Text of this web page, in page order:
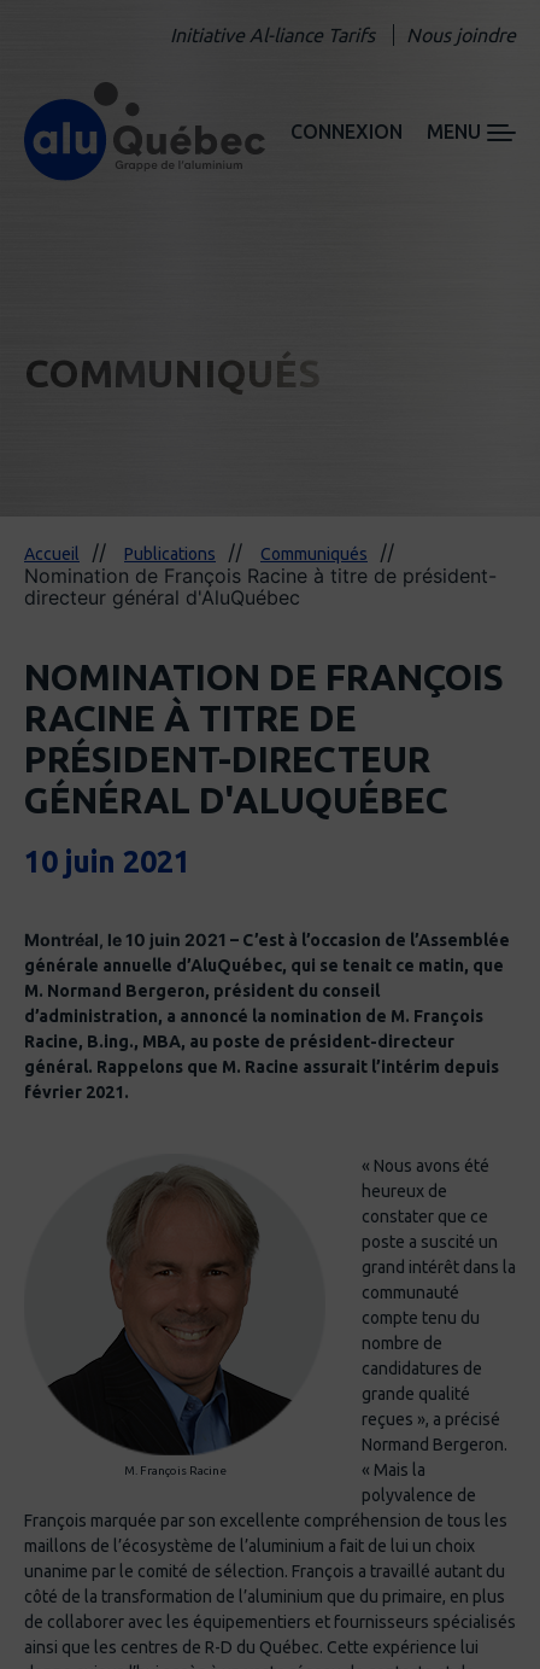
Initiative Al-liance Tarifs Nous joindre
CONNEXION MENU
COMMUNIQUÉS
Accueil Publications Communiqués
Nomination de François Racine à titre de président-
directeur général d'AluQuébec
NOMINATION DE FRANÇOIS
RACINE À TITRE DE
PRÉSIDENT-DIRECTEUR
GÉNÉRAL D'ALUQUÉBEC
10 juin 2021
Montréal, le 10 juin 2021 – C’est à l’occasion de l’Assemblée
générale annuelle d’AluQuébec, qui se tenait ce matin, que
M. Normand Bergeron, président du conseil
d’administration, a annoncé la nomination de M. François
Racine, B.ing., MBA, au poste de président-directeur
général. Rappelons que M. Racine assurait l’intérim depuis
février 2021.
M. François Racine
« Nous avons été
heureux de
constater que ce
poste a suscité un
grand intérêt dans la
communauté
compte tenu du
nombre de
candidatures de
grande qualité
reçues », a précisé
Normand Bergeron.
« Mais la
polyvalence de
François marquée par son excellente compréhension de tous les
maillons de l’écosystème de l’aluminium a fait de lui un choix
unanime par le comité de sélection. François a travaillé autant du
côté de la transformation de l’aluminium que du primaire, en plus
de collaborer avec les équipementiers et fournisseurs spécialisés
ainsi que les centres de R-D du Québec. Cette expérience lui